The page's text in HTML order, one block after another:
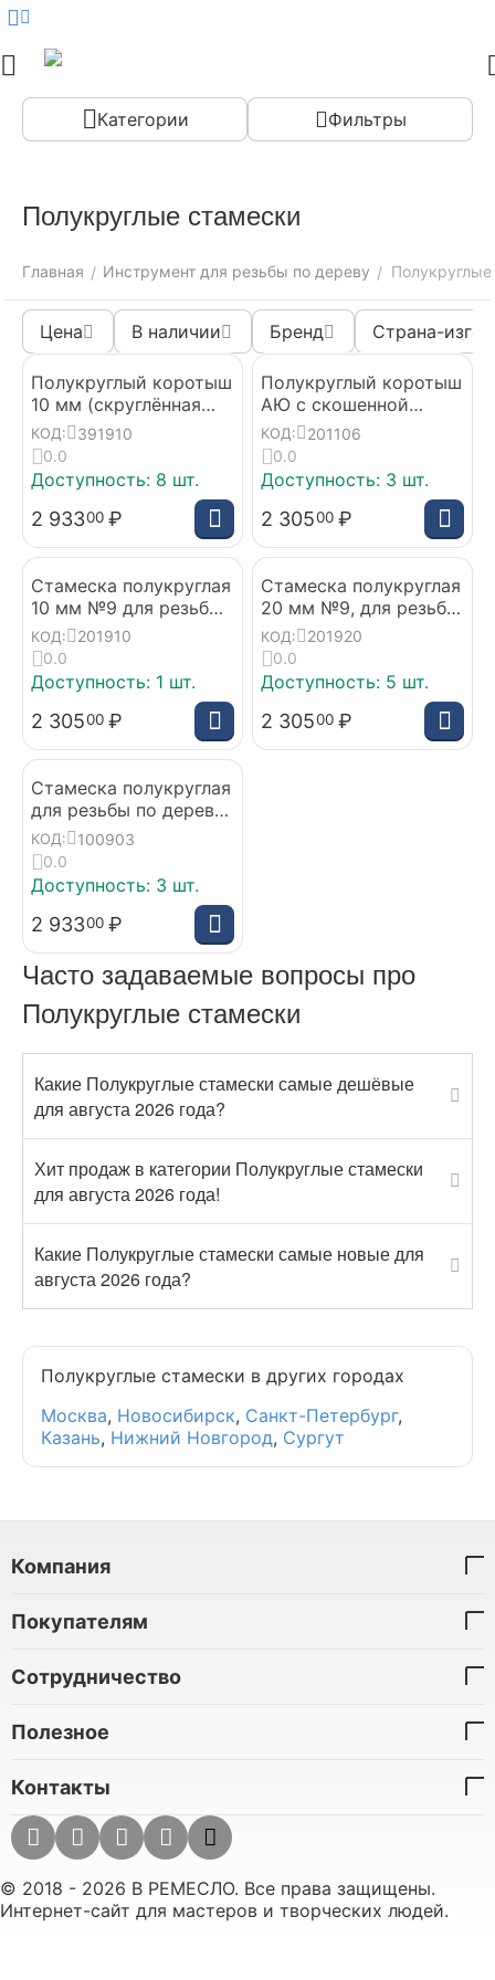
Категории Фильтры
Полукруглые стамески
Главная / Инструмент для резьбы по дереву /
Цена В наличии Бренд Страна-
Часто задаваемые вопросы про
Полукруглые стамески
Какие Полукруглые стамески самые дешёвые
для августа 2026 года?
Хит продаж в категории Полукруглые стамески
для августа 2026 года!
Какие Полукруглые стамески самые новые для
августа 2026 года?
Полукруглый коротыш
10 мм (скруглённая
заточка)
КОД:
391910
0.0
Доступность: 8 шт.
2 93300 ₽
Полукруглый коротыш
АЮ с скошенной
заточкой 6 мм
Standard
КОД:
201106
0.0
Доступность: 3 шт.
2 30500 ₽
Стамеска полукруглая
10 мм №9 для резьбы
по дереву STRYI
(Standard)
КОД:
201910
0.0
Доступность: 1 шт.
2 30500 ₽
Стамеска полукруглая
20 мм №9, для резьбы
по дереву от
производителя STRYI
(Standard)
КОД:
201920
0.0
Доступность: 5 шт.
2 30500 ₽
Стамеска полукруглая
для резьбы по дереву
3 мм от
производителя,
профиль №9
КОД:
100903
0.0
Доступность: 3 шт.
2 93300 ₽
Полукруглые стамески в других городах
Москва, Новосибирск, Санкт-Петербург,
Казань, Нижний Новгород, Сургут
Компания
Покупателям
Сотрудничество
Полезное
Контакты
© 2018 - 2026 В РЕМЕСЛО. Все права защищены.
Интернет-сайт для мастеров и творческих людей.
Меню